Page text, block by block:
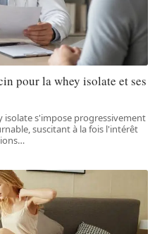
pour la whey isolate et ses
isolate s'impose progressivement
suscitant à la fois l'intérêt
…